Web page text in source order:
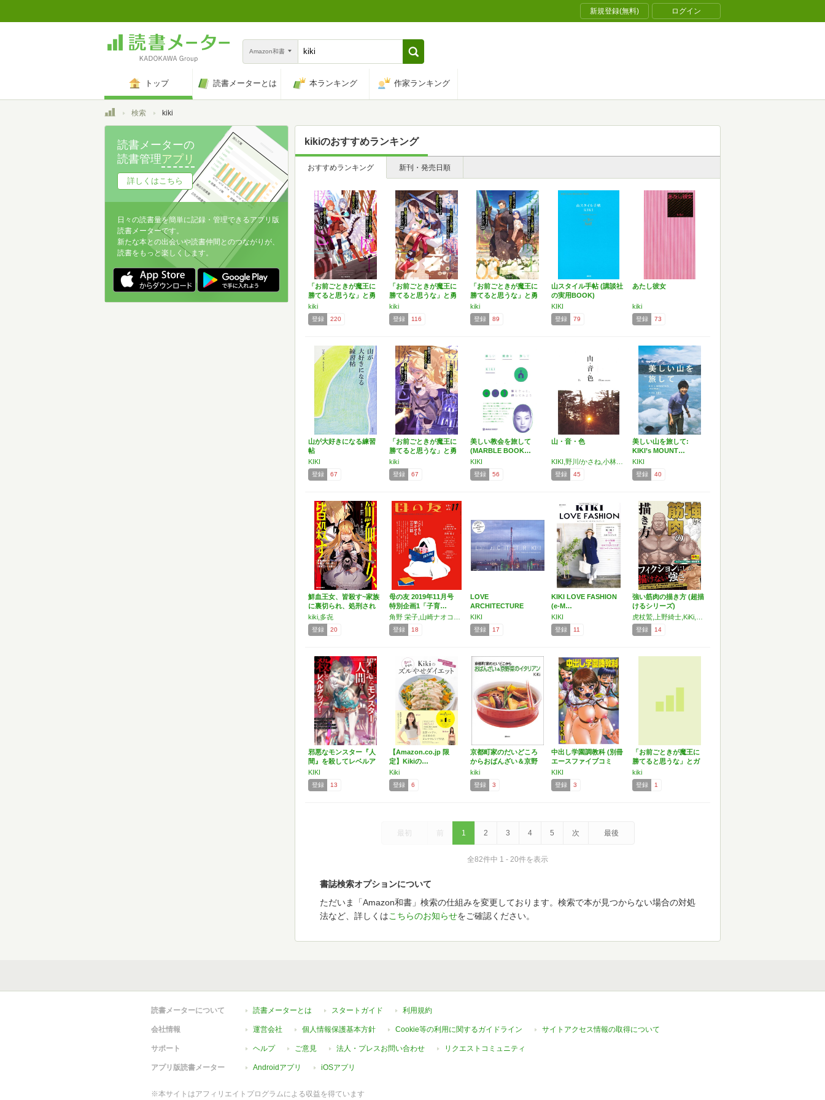
新規登録(無料) ログイン
Amazon和書
トップ 読書メーターとは 本ランキング 作家ランキング
トップ検索 kiki
kikiのおすすめランキング
おすすめランキング 新刊・発売日順
「お前ごときが魔王に
勝てると思うな」と勇
者パ…
kiki
登録 220
「お前ごときが魔王に
勝てると思うな」と勇
者パ…
kiki
登録 116
「お前ごときが魔王に
勝てると思うな」と勇
者パ…
kiki
登録 89
山スタイル手帖 (講談社
の実用BOOK)
KIKI
登録 79
あたし彼女
kiki
登録 73
山が大好きになる練習
帖
KIKI
登録 67
「お前ごときが魔王に
勝てると思うな」と勇
者パ…
kiki
登録 67
美しい教会を旅して
(MARBLE BOOK…
KIKI
登録 56
山・音・色
登録 45
美しい山を旅して:
KIKI’s MOUNT…
KIKI
登録 40
鮮血王女、皆殺す~家族
に裏切られ、処刑され
た…
kiki,多㐂
登録 20
母の友 2019年11月号
特別企画1「子育…
登録 18
LOVE
ARCHITECTURE
KIKI
登録 17
KIKI LOVE FASHION
(e-M…
KIKI
登録 11
強い筋肉の描き方 (超描
けるシリーズ)
登録 14
邪悪なモンスター『人
間』を殺してレベルア
ップ…
KIKI
登録 13
【Amazon.co.jp 限
定】Kikiの…
Kiki
登録 6
京都町家のだいどころ
からおばんざい＆京野
菜の…
kiki
登録 3
中出し学園調教科 (別冊
エースファイブコミ
ッ…
KIKI
登録 3
「お前ごときが魔王に
勝てると思うな」とガ
チ勢…
kiki
登録 1
最初 前 1 2 3 4 5 次 最後
全82件中 1 - 20件を表示
書誌検索オプションについて
ただいま「Amazon和書」検索の仕組みを変更しております。検索で本が見つからない場合の対処
法など、詳しくはこちらのお知らせをご確認ください。
読書メーターの
読書管理アプリ
詳しくはこちら
日々の読書量を簡単に記録・管理できるアプリ版
読書メーターです。
新たな本との出会いや読書仲間とのつながりが、
読書をもっと楽しくします。
読書メーターについて 読書メーターとは スタートガイド 利用規約
会社情報 運営会社 個人情報保護基本方針 Cookie等の利用に関するガイドライン サイトアクセス情報の取得について
サポート ヘルプ ご意見 法人・プレスお問い合わせ リクエストコミュニティ
アプリ版読書メーター Androidアプリ iOSアプリ
※本サイトはアフィリエイトプログラムによる収益を得ています